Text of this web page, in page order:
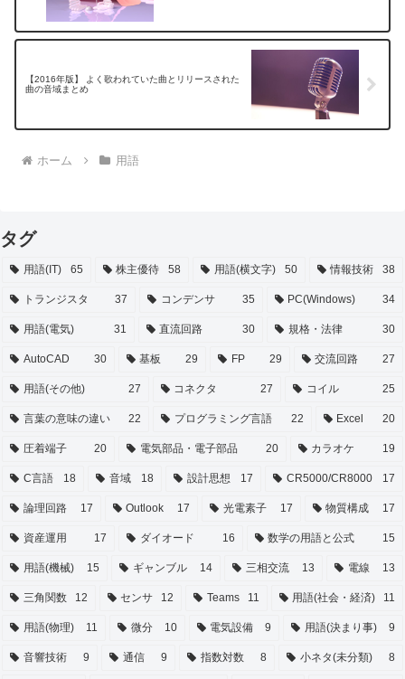
【2016年版】 よく歌われていた曲とリリースされた
曲の音域まとめ
ホーム 用語
タグ
用語(IT) 65 株主優待 58 用語(横文字) 50 情報技術 38
トランジスタ 37 コンデンサ 35 PC(Windows) 34
用語(電気) 31 直流回路 30 規格・法律 30
AutoCAD 30 基板 29 FP 29 交流回路 27
用語(その他) 27 コネクタ 27 コイル 25
言葉の意味の違い 22 プログラミング言語 22 Excel 20
圧着端子 20 電気部品・電子部品 20 カラオケ 19
C言語 18 音域 18 設計思想 17 CR5000/CR8000 17
論理回路 17 Outlook 17 光電素子 17 物質構成 17
資産運用 17 ダイオード 16 数学の用語と公式 15
用語(機械) 15 ギャンブル 14 三相交流 13 電線 13
三角関数 12 センサ 12 Teams 11 用語(社会・経済) 11
用語(物理) 11 微分 10 電気設備 9 用語(決まり事) 9
音響技術 9 通信 9 指数対数 8 小ネタ(未分類) 8